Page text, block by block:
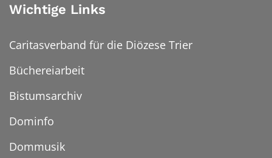
Wichtige Links
Caritasverband für die Diözese Trier
Büchereiarbeit
Bistumsarchiv
Dominfo
Dommusik